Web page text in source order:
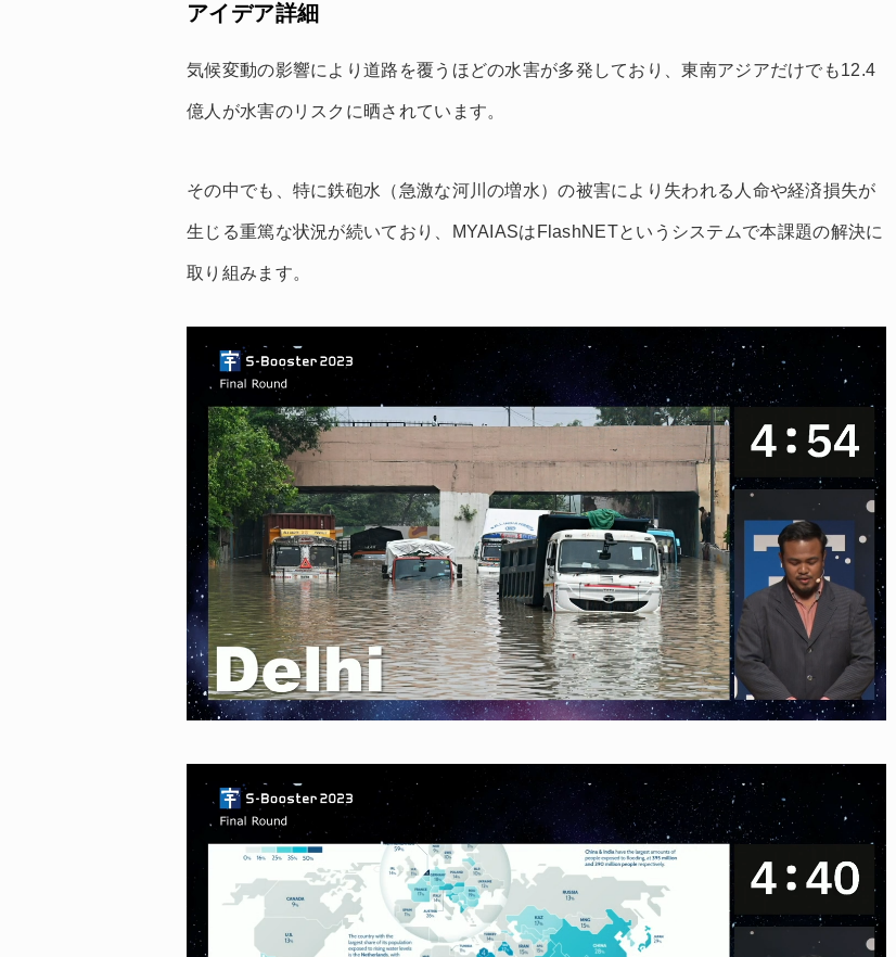
アイデア詳細
気候変動の影響により道路を覆うほどの水害が多発しており、東南アジアだけでも12.4
億人が水害のリスクに晒されています。
その中でも、特に鉄砲水（急激な河川の増水）の被害により失われる人命や経済損失が
生じる重篤な状況が続いており、MYAIASはFlashNETというシステムで本課題の解決に
取り組みます。